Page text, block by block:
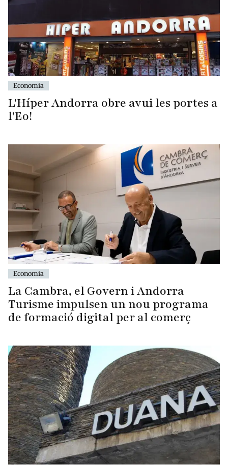
Economia
L'Híper Andorra obre avui les portes a
l'Eo!
Economia
La Cambra, el Govern i Andorra
Turisme impulsen un nou programa
de formació digital per al comerç